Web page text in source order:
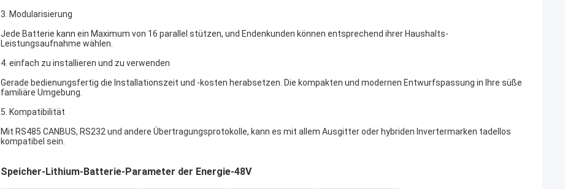
3. Modularisierung
Jede Batterie kann ein Maximum von 16 parallel stützen, und Endenkunden können entsprechend ihrer Haushalts-
Leistungsaufnahme wählen.
4. einfach zu installieren und zu verwenden
Gerade bedienungsfertig die Installationszeit und -kosten herabsetzen. Die kompakten und modernen Entwurfspassung in Ihre süße
familiäre Umgebung.
5. Kompatibilität
Mit RS485 CANBUS, RS232 und andere Übertragungsprotokolle, kann es mit allem Ausgitter oder hybriden Invertermarken tadellos
kompatibel sein.
Speicher-Lithium-Batterie-Parameter der Energie-48V